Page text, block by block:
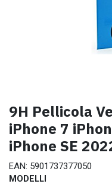
9H Pellicola
iPhone 7
iPhone SE
EAN: 5901737377050
MODELLI